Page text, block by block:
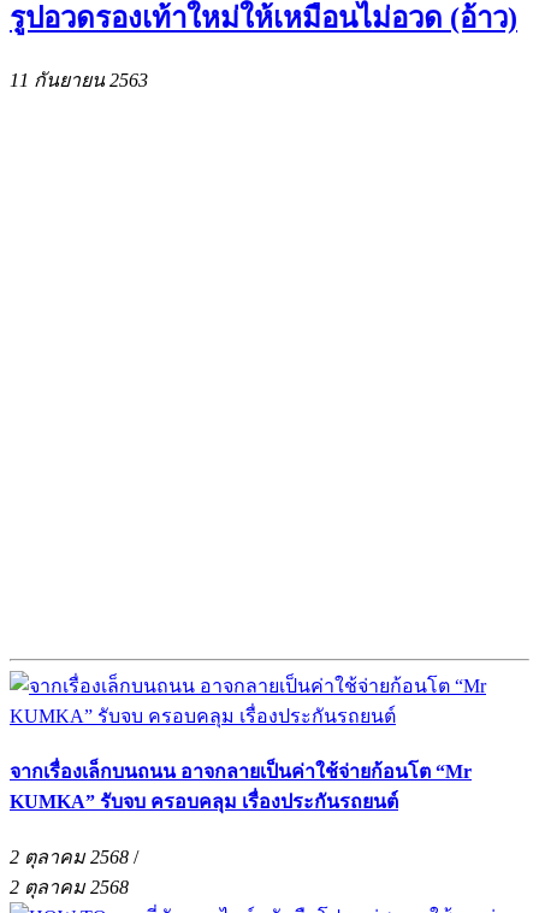
รูปอวดรองเท้าใหม่ให้เหมือนไม่อวด (อ้าว)
11 กันยายน 2563
จากเรื่องเล็กบนถนน อาจกลายเป็นค่าใช้จ่ายก้อนโต “Mr
KUMKA” รับจบ ครอบคลุม เรื่องประกันรถยนต์
2 ตุลาคม 2568 /
2 ตุลาคม 2568